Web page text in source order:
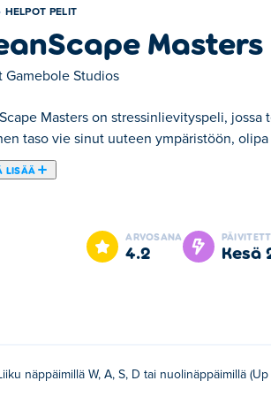
HELPOT PELIT
Masters
Gamebole Studios
Masters on stressinlievityspeli,
taso vie sinut uuteen ympäristöön,
LISÄÄ
jossa tehtäväsi on yksinkertainen: imuroi
mahtavia hahmoja. Oletko valmis
joystickia liikkuaksesi.
ARVOSANA
4.2
näppäimillä W, A, S, D tai nuolinäppäimillä